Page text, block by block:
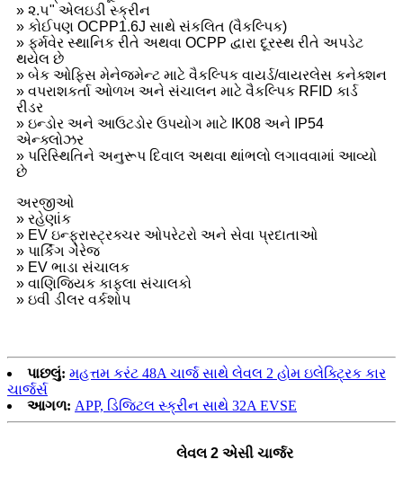
» ૨.૫" એલઇડી સ્ક્રીન
» કોઈપણ OCPP1.6J સાથે સંકલિત (વૈકલ્પિક)
» ફર્મવેર સ્થાનિક રીતે અથવા OCPP દ્વારા દૂરસ્થ રીતે અપડેટ
થયેલ છે
» બેક ઓફિસ મેનેજમેન્ટ માટે વૈકલ્પિક વાયર્ડ/વાયરલેસ કનેક્શન
» વપરાશકર્તા ઓળખ અને સંચાલન માટે વૈકલ્પિક RFID કાર્ડ
રીડર
» ઇન્ડોર અને આઉટડોર ઉપયોગ માટે IK08 અને IP54
એન્ક્લોઝર
» પરિસ્થિતિને અનુરૂપ દિવાલ અથવા થાંભલો લગાવવામાં આવ્યો
છે
અરજીઓ
» રહેણાંક
» EV ઇન્ફ્રાસ્ટ્રક્ચર ઓપરેટરો અને સેવા પ્રદાતાઓ
» પાર્કિંગ ગેરેજ
» EV ભાડા સંચાલક
» વાણિજ્યિક કાફલા સંચાલકો
» ઇવી ડીલર વર્કશોપ
પાછલું: મહત્તમ કરંટ 48A ચાર્જ સાથે લેવલ 2 હોમ ઇલેક્ટ્રિક કાર
ચાર્જર્સ
આગળ: APP, ડિજિટલ સ્ક્રીન સાથે 32A EVSE
લેવલ 2 એસી ચાર્જર